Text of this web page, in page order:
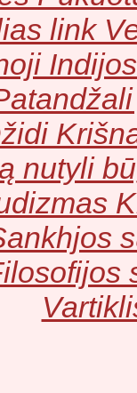
link
nutyli